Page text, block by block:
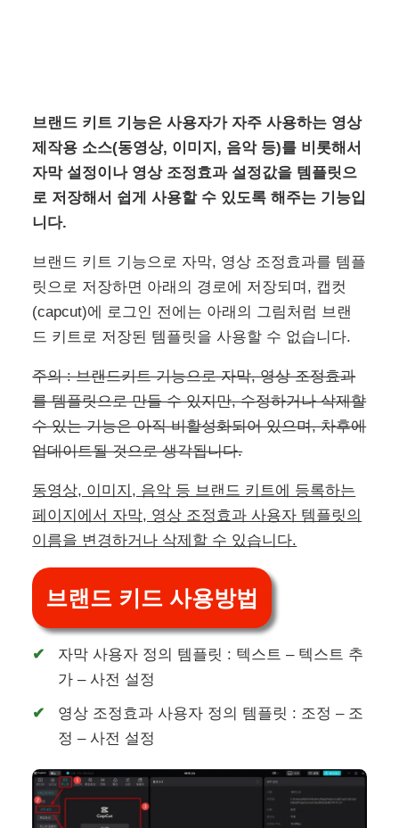
브랜드 키트 기능은 사용자가 자주 사용하는 영상
제작용 소스(동영상, 이미지, 음악 등)를 비롯해서
자막 설정이나 영상 조정효과 설정값을 템플릿으
로 저장해서 쉽게 사용할 수 있도록 해주는 기능입
니다.
브랜드 키트 기능으로 자막, 영상 조정효과를 템플
릿으로 저장하면 아래의 경로에 저장되며, 캡컷
(capcut)에 로그인 전에는 아래의 그림처럼 브랜
드 키트로 저장된 템플릿을 사용할 수 없습니다.
주의 : 브랜드키트 기능으로 자막, 영상 조정효과
를 템플릿으로 만들 수 있지만, 수정하거나 삭제할
수 있는 기능은 아직 비활성화되어 있으며, 차후에
업데이트될 것으로 생각됩니다.
동영상, 이미지, 음악 등 브랜드 키트에 등록하는
페이지에서 자막, 영상 조정효과 사용자 템플릿의
이름을 변경하거나 삭제할 수 있습니다.
브랜드 키드 사용방법
자막 사용자 정의 템플릿 : 텍스트 – 텍스트 추
가 – 사전 설정
영상 조정효과 사용자 정의 템플릿 : 조정 – 조
정 – 사전 설정